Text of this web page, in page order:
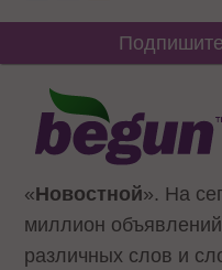
«Новостной». На
миллион
различных слов и